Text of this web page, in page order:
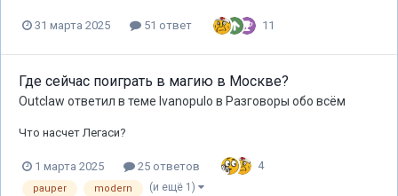
31 марта 2025 51 ответ 11
Где сейчас поиграть в магию в Москве?
Outclaw ответил в теме Ivanopulo в Разговоры обо всём
Что насчет Легаси?
1 марта 2025 25 ответов 4
pauper modern (и ещё 1)